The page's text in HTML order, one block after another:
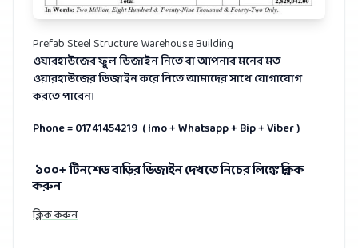
Prefab Steel Structure Warehouse Building
ওয়ারহাউজের ফুল ডিজাইন নিতে বা আপনার মনের মত
ওয়ারহাউজের ডিজাইন করে নিতে আমাদের সাথে যোগাযোগ
করতে পারেন।
Phone = 01741454219 ( Imo + Whatsapp + Bip + Viber )
১০০+ টিনশেড বাড়ির ডিজাইন দেখতে নিচের লিঙ্কে ক্লিক
করুন
ক্লিক করুন